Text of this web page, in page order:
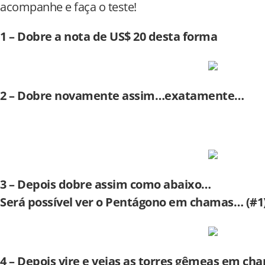
acompanhe e faça o teste!
1 – Dobre a nota de US$ 20 desta forma
2 – Dobre novamente assim…exatamente…
3 – Depois dobre assim como abaixo…
Será possível ver o Pentágono em chamas…
4 – Depois vire e vejas as torres gêmeas em